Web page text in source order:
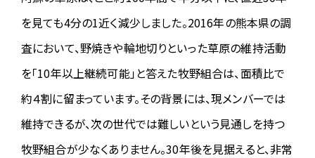
試走に際しては地域のルールやマナーを守り、良識ある行動をお願
い致します。
エントリーリストを公開しました。受付時にゼッケンNo.が必要なの
で、予めご自身のNo.をお確かめください。
また同リストは競技中はそのまま速報ページになります。お仲間やご
家族等の応援にご活用ください。
を⾒ても4分の1近く減少しました。2016年の熊本県の調
査において、野焼きや輪地切りといった草原の維持活動
を「10年以上継続可能」と答えた牧野組合は、面積比で
約４割に留まっています。その背景には、現メンバーでは
維持できるが、次の世代では難しいという見通しを持つ
牧野組合が少なくありません。30年後を見据えると、非常